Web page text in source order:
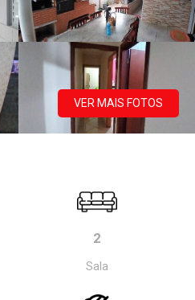
VER MAIS FOTOS
2
Sala